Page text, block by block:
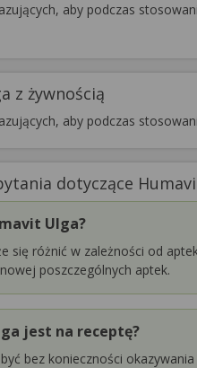
aby podczas
z żywnością
aby podczas
dotyczące
Ulga?
się różnić w zależności od
poszczególnych aptek.
jest na receptę?
bez konieczności